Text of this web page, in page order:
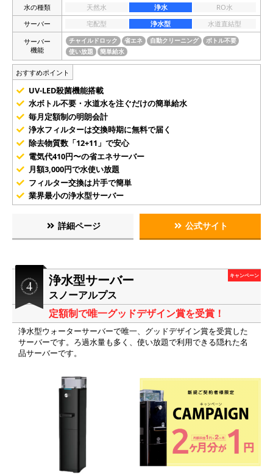
水の種類 天然水 浄水
RO水
サーバー
宅配型 浄水型
水道直結型
サーバー
機能
チャイルドロック 省エネ 自動クリーニング
ボトル不要
使い放題
簡単給水
おすすめポイント
UV-LED殺菌機能搭載
水ボトル不要・水道水を注ぐだけの簡単給水
毎月定額制の明朗会計
浄水フィルターは交換時期に無料で届く
除去物質数「12+11」で安心
電気代410円〜の省エネサーバー
月額3,000円で水使い放題
フィルター交換は片手で簡単
業界最小の浄水型サーバー
詳細ページ 公式サイト
浄水型サーバー
スノーアルプス
キャンペーン
定額制で唯一グッドデザイン賞を受賞！
浄水型ウォーターサーバーで唯一、グッドデザイン賞を受賞した
サーバーです。ろ過水量も多く、使い放題で利用できる隠れた名
品サーバーです。